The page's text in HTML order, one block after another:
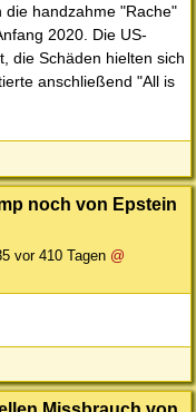
handzahme "Rache"
2020. Die US-
die Schäden hielten sich
anschließend "All is
noch von Epstein
vor 410 Tagen @